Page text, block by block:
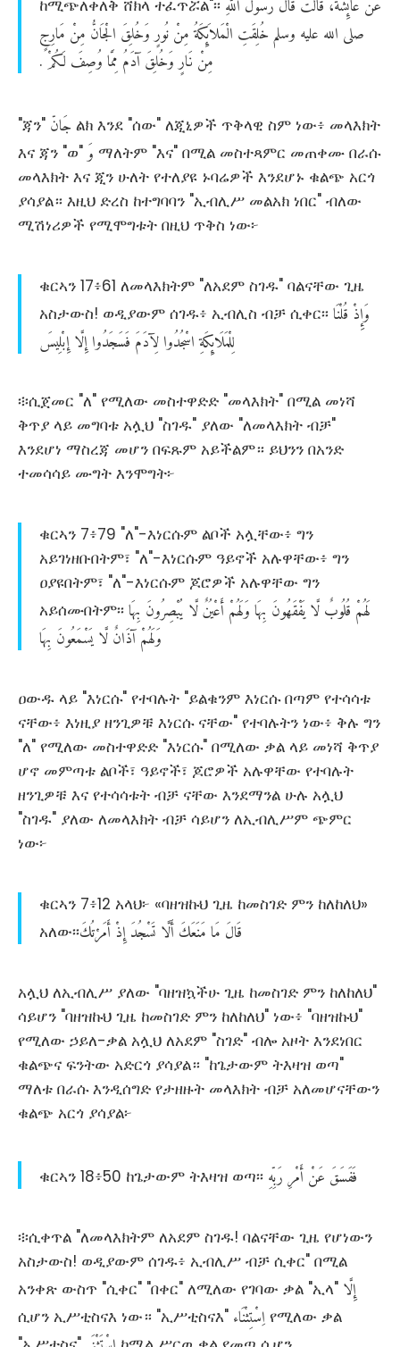
ከሚጭለቀለቅ ሸክላ ተፈጥሯል"፡፡
صلىاللهعليهوسلمخُلِقَتِالْمَلاَئِكَةُمِنْنُورٍ وَخُلِقَالْجَانُّمِنْمَارِجٍ
مِنْنَارٍ وَخُلِقَآدَمُمِمَّاوُصِفَلَكُمْ ‏.‏
"ጃን" جَانّ ልክ እንደ "ሰው" ለጂኒዎች ጥቅላዊ ስም ነው፥ መላእክት
እና ጃን "ወ" وَ ማለትም "እና" በሚል መስተጻምር መጠቀሙ በራሱ
መላእክት እና ጂን ሁለት የተለያዩ ኑባሬዎች እንደሆኑ ቁልጭ አርጎ
ያሳያል። እዚህ ድረስ ከተግባባን "ኢብሊሥ መልአክ ነበር" ብለው
ሚሽነሪዎች የሚሞግቱት በዚህ ጥቅስ ነው፦
ቁርኣን 17፥61 ለመላእክትም "ለአደም ስገዱ" ባልናቸው ጊዜ
አስታውስ! ወዲያውም ሰገዱ፥ ኢብሊስ ብቻ ሲቀር፡፡
وَإِذْقُلْنَا
لِلْمَلَائِكَةِاسْجُدُوالِآدَمَفَسَجَدُواإِلَّاإِبْلِيسَ
፨ሲጀመር "ለ" የሚለው መስተዋድድ "መላእክት" በሚል መነሻ
ቅጥያ ላይ መግባቱ አሏህ "ስገዱ" ያለው "ለመላእክት ብቻ"
እንደሆነ ማስረጃ መሆን በፍጹም አይችልም። ይህንን በአንድ
ተመሳሳይ ሙግት እንሞግት፦
ቁርኣን 7፥79 "ለ"-እነርሱም ልቦች አሏቸው፥ ግን
አይገነዘቡበትም፣ "ለ"-እነርሱም ዓይኖች አሉዋቸው፥ ግን
ዐያዩበትም፣ "ለ"-እነርሱም ጆሮዎች አሉዋቸው ግን
አይሰሙበትም፡፡
لَهُمْقُلُوبٌلَّايَفْقَهُونَبِهَاوَلَهُمْأَعْيُنٌلَّايُبْصِرُونَبِهَا
وَلَهُمْآذَانٌلَّايَسْمَعُونَبِهَا
ዐውዱ ላይ "እነርሱ" የተባሉት "ይልቁንም እነርሱ በጣም የተሳሳቱ
ናቸው፥ እነዚያ ዘንጊዎቹ እነርሱ ናቸው" የተባሉትን ነው፥ ቅሉ ግን
"ለ" የሚለው መስተዋድድ "እነርሱ" በሚለው ቃል ላይ መነሻ ቅጥያ
ሆኖ መምጣቱ ልቦች፣ ዓይኖች፣ ጆሮዎች አሉዋቸው የተባሉት
ዘንጊዎቹ እና የተሳሳቱት ብቻ ናቸው እንደማንል ሁሉ አሏህ
"ስገዱ" ያለው ለመላእክት ብቻ ሳይሆን ለኢብሊሥም ጭምር
ነው፦
ቁርኣን 7፥12 አላህ፦ «ባዘዝኩህ ጊዜ ከመስገድ ምን ከለከለህ»
አለው፡፡
قَالَمَامَنَعَكَأَلَّاتَسْجُدَإِذْأَمَرْتُكَ
አሏህ ለኢብሊሥ ያለው "ባዘዝኳችሁ ጊዜ ከመስገድ ምን ከለከለህ"
ሳይሆን "ባዘዝኩህ ጊዜ ከመስገድ ምን ከለከለህ" ነው፥ "ባዘዝኩህ"
የሚለው ኃይለ-ቃል አሏህ ለአደም "ስገድ" ብሎ አዞት እንደነበር
ቁልጭና ፍንትው አድርጎ ያሳያል። "ከጌታውም ትእዛዝ ወጣ"
ማለቱ በራሱ እንዲሰግድ የታዘዙት መላእክት ብቻ አለመሆናቸውን
ቁልጭ አርጎ ያሳያል፦
ቁርኣን 18፥50 ከጌታውም ትእዛዝ ወጣ፡፡ فَفَسَقَعَنْأَمْرِرَبِّهِ
፨ሲቀጥል "ለመላእክትም ለአደም ስገዱ! ባልናቸው ጊዜ የሆነውን
አስታውስ! ወዲያውም ሰገዱ፥ ኢብሊሥ ብቻ ሲቀር" በሚል
አንቀጽ ውስጥ "ሲቀር" "በቀር" ለሚለው የገባው ቃል "ኢላ" إِلَّا
ሲሆን ኢሥቲስናእ ነው። "ኢሥቲስናእ" اِسْتِثْنَاء